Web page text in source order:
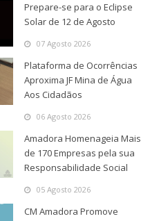
Prepare-se para o Eclipse
Solar de 12 de Agosto
07 Agosto 2026
Plataforma de Ocorrências
Aproxima JF Mina de Água
Aos Cidadãos
06 Agosto 2026
Amadora Homenageia Mais
de 170 Empresas pela sua
Responsabilidade Social
05 Agosto 2026
CM Amadora Promove